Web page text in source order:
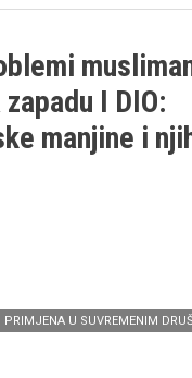
I DIO:
manjine i
PRIMJENA U SUVREMENIM